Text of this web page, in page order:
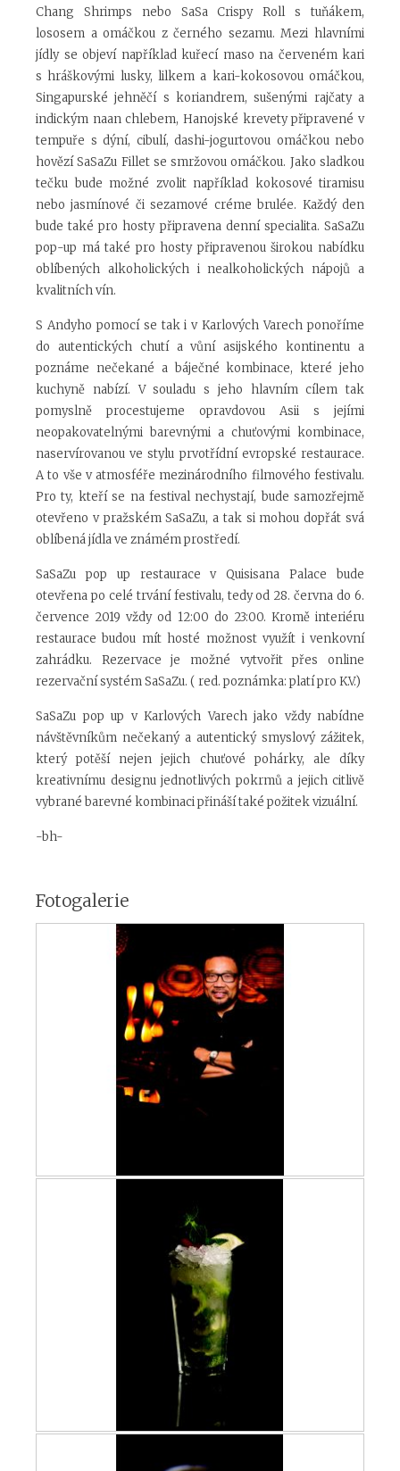
Chang Shrimps nebo SaSa Crispy Roll s tuňákem,
lososem a omáčkou z černého sezamu. Mezi hlavními
jídly se objeví například kuřecí maso na červeném kari
s hráškovými lusky, lilkem a kari-kokosovou omáčkou,
Singapurské jehněčí s koriandrem, sušenými rajčaty a
indickým naan chlebem, Hanojské krevety připravené v
tempuře s dýní, cibulí, dashi-jogurtovou omáčkou nebo
hovězí SaSaZu Fillet se smržovou omáčkou. Jako sladkou
tečku bude možné zvolit například kokosové tiramisu
nebo jasmínové či sezamové créme brulée. Každý den
bude také pro hosty připravena denní specialita. SaSaZu
pop-up má také pro hosty připravenou širokou nabídku
oblíbených alkoholických i nealkoholických nápojů a
kvalitních vín.
S Andyho pomocí se tak i v Karlových Varech ponoříme
do autentických chutí a vůní asijského kontinentu a
poznáme nečekané a báječné kombinace, které jeho
kuchyně nabízí. V souladu s jeho hlavním cílem tak
pomyslně procestujeme opravdovou Asii s jejími
neopakovatelnými barevnými a chuťovými kombinace,
naservírovanou ve stylu prvotřídní evropské restaurace.
A to vše v atmosféře mezinárodního filmového festivalu.
Pro ty, kteří se na festival nechystají, bude samozřejmě
otevřeno v pražském SaSaZu, a tak si mohou dopřát svá
oblíbená jídla ve známém prostředí.
SaSaZu pop up restaurace v Quisisana Palace bude
otevřena po celé trvání festivalu, tedy od 28. června do 6.
července 2019 vždy od 12:00 do 23:00. Kromě interiéru
restaurace budou mít hosté možnost využít i venkovní
zahrádku. Rezervace je možné vytvořit přes online
rezervační systém SaSaZu. ( red. poznámka: platí pro K.V.)
SaSaZu pop up v Karlových Varech jako vždy nabídne
návštěvníkům nečekaný a autentický smyslový zážitek,
který potěší nejen jejich chuťové pohárky, ale díky
kreativnímu designu jednotlivých pokrmů a jejich citlivě
vybrané barevné kombinaci přináší také požitek vizuální.
-bh-
Fotogalerie